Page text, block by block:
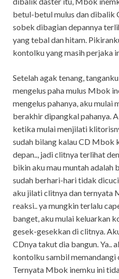
betul-betul mulus dan dibalik
sobek dibagian depannya
yang tebal dan hitam.
kontolku yang masih perjaka
Setelah agak tenang,
mengelus paha mulus Mbok
mengelus pahanya, aku mulai
berakhir dipangkal pahanya.
ketika mulai menjilati
sudah bilang kalau CD Mbok
depan.., jadi clitnya terlihat
bikin aku mau muntah adalah
sudah berhari-hari tidak
aku jilati clitnya dan ternyata
reaksi.. ya mungkin terlalu
banget, aku mulai keluarkan
gesek-gesekkan di clitnya.
CDnya takut dia bangun. Ya..
kontolku sambil memandangi
Ternyata Mbok inemku ini